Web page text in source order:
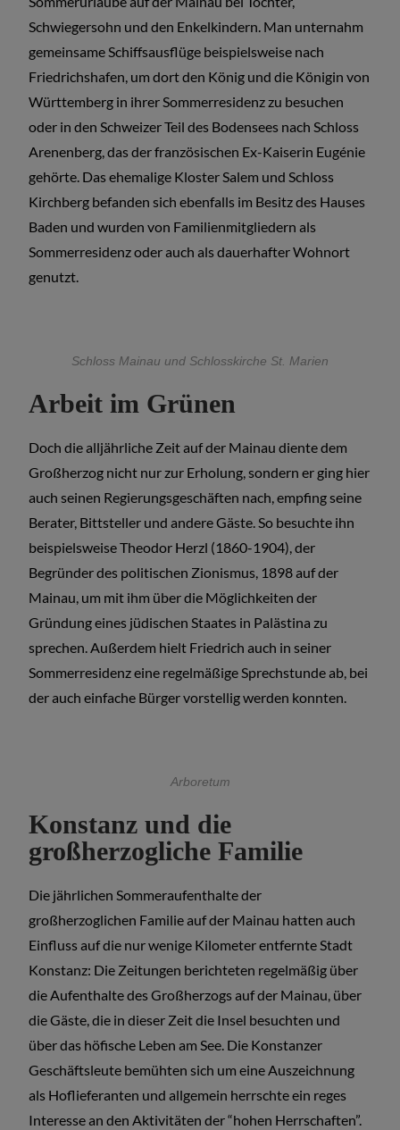
Schwiegersohn und den Enkelkindern. Man unternahm
gemeinsame Schiffsausflüge beispielsweise nach
Friedrichshafen, um dort den König und die Königin von
Württemberg in ihrer Sommerresidenz zu besuchen
oder in den Schweizer Teil des Bodensees nach Schloss
Arenenberg, das der französischen Ex-Kaiserin Eugénie
gehörte. Das ehemalige Kloster Salem und Schloss
Kirchberg befanden sich ebenfalls im Besitz des Hauses
Baden und wurden von Familienmitgliedern als
Sommerresidenz oder auch als dauerhafter Wohnort
genutzt.
Schloss Mainau und Schlosskirche St. Marien
Arbeit im Grünen
Doch die alljährliche Zeit auf der Mainau diente dem
Großherzog nicht nur zur Erholung, sondern er ging hier
auch seinen Regierungsgeschäften nach, empfing seine
Berater, Bittsteller und andere Gäste. So besuchte ihn
beispielsweise Theodor Herzl (1860-1904), der
Begründer des politischen Zionismus, 1898 auf der
Mainau, um mit ihm über die Möglichkeiten der
Gründung eines jüdischen Staates in Palästina zu
sprechen. Außerdem hielt Friedrich auch in seiner
Sommerresidenz eine regelmäßige Sprechstunde ab, bei
der auch einfache Bürger vorstellig werden konnten.
Arboretum
Konstanz und die
großherzogliche Familie
Die jährlichen Sommeraufenthalte der
großherzoglichen Familie auf der Mainau hatten auch
Einfluss auf die nur wenige Kilometer entfernte Stadt
Konstanz: Die Zeitungen berichteten regelmäßig über
die Aufenthalte des Großherzogs auf der Mainau, über
die Gäste, die in dieser Zeit die Insel besuchten und
über das höfische Leben am See. Die Konstanzer
Geschäftsleute bemühten sich um eine Auszeichnung
als Hoflieferanten und allgemein herrschte ein reges
Interesse an den Aktivitäten der “hohen Herrschaften”.